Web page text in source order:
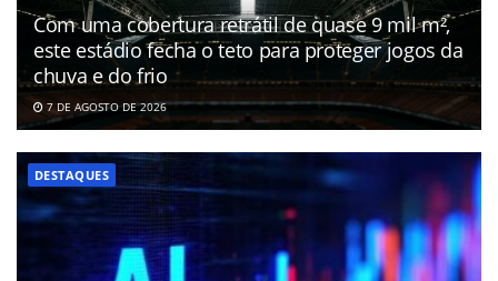
Com uma cobertura retrátil de quase 9 mil m²,
este estádio fecha o teto para proteger jogos da
chuva e do frio
7 DE AGOSTO DE 2026
DESTAQUES